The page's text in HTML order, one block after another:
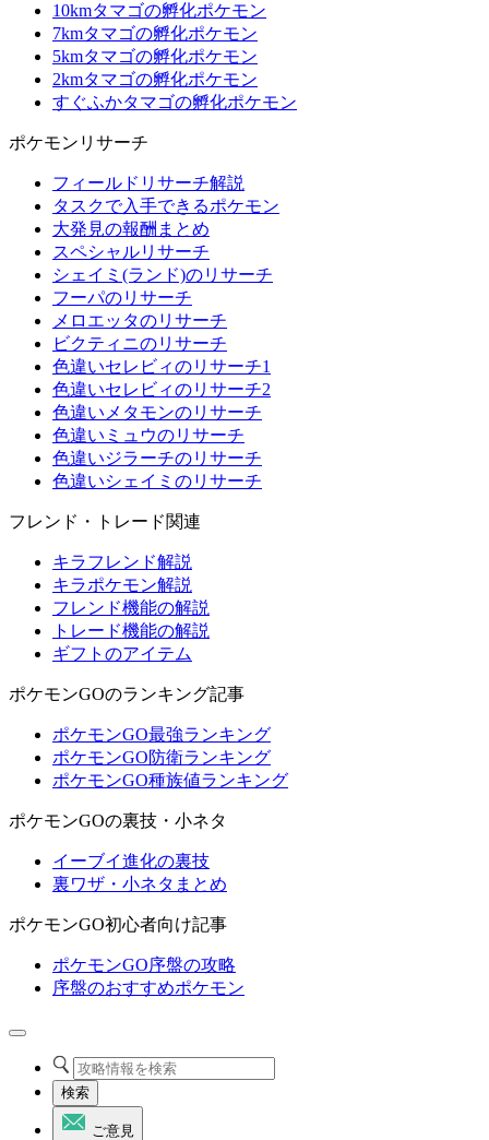
10kmタマゴの孵化ポケモン
7kmタマゴの孵化ポケモン
5kmタマゴの孵化ポケモン
2kmタマゴの孵化ポケモン
すぐふかタマゴの孵化ポケモン
ポケモンリサーチ
フィールドリサーチ解説
タスクで入手できるポケモン
大発見の報酬まとめ
スペシャルリサーチ
シェイミ(ランド)のリサーチ
フーパのリサーチ
メロエッタのリサーチ
ビクティニのリサーチ
色違いセレビィのリサーチ1
色違いセレビィのリサーチ2
色違いメタモンのリサーチ
色違いミュウのリサーチ
色違いジラーチのリサーチ
色違いシェイミのリサーチ
フレンド・トレード関連
キラフレンド解説
キラポケモン解説
フレンド機能の解説
トレード機能の解説
ギフトのアイテム
ポケモンGOのランキング記事
ポケモンGO最強ランキング
ポケモンGO防衛ランキング
ポケモンGO種族値ランキング
ポケモンGOの裏技・小ネタ
イーブイ進化の裏技
裏ワザ・小ネタまとめ
ポケモンGO初心者向け記事
ポケモンGO序盤の攻略
序盤のおすすめポケモン
検索
ご意見